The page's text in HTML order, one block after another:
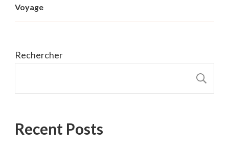
Voyage
Rechercher
Recent Posts